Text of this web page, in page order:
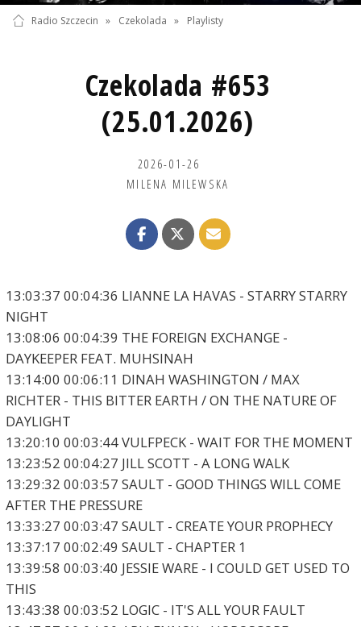
Radio Szczecin » Czekolada » Playlisty
Czekolada #653
(25.01.2026)
2026-01-26
MILENA MILEWSKA
13:03:37 00:04:36 LIANNE LA HAVAS - STARRY STARRY
NIGHT
13:08:06 00:04:39 THE FOREIGN EXCHANGE -
DAYKEEPER FEAT. MUHSINAH
13:14:00 00:06:11 DINAH WASHINGTON / MAX
RICHTER - THIS BITTER EARTH / ON THE NATURE OF
DAYLIGHT
13:20:10 00:03:44 VULFPECK - WAIT FOR THE MOMENT
13:23:52 00:04:27 JILL SCOTT - A LONG WALK
13:29:32 00:03:57 SAULT - GOOD THINGS WILL COME
AFTER THE PRESSURE
13:33:27 00:03:47 SAULT - CREATE YOUR PROPHECY
13:37:17 00:02:49 SAULT - CHAPTER 1
13:39:58 00:03:40 JESSIE WARE - I COULD GET USED TO
THIS
13:43:38 00:03:52 LOGIC - IT'S ALL YOUR FAULT